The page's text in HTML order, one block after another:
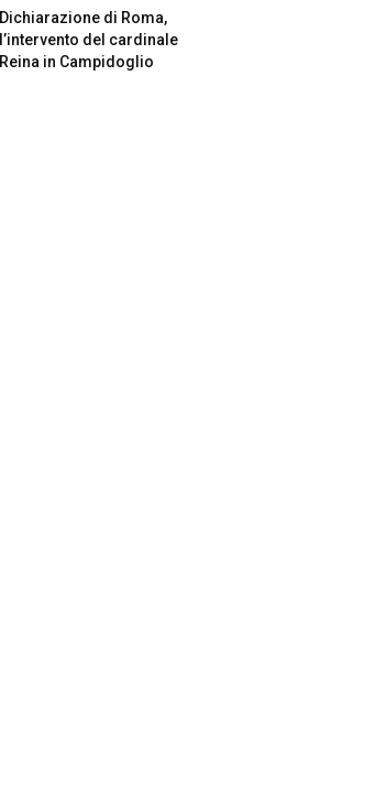
Dichiarazione di Roma,
l’intervento del cardinale
Reina in Campidoglio